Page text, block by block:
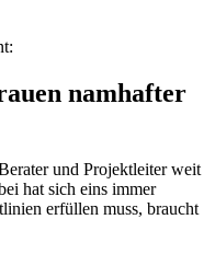
namhafter
und Projektleiter weit
hat sich eins immer
erfüllen muss, braucht